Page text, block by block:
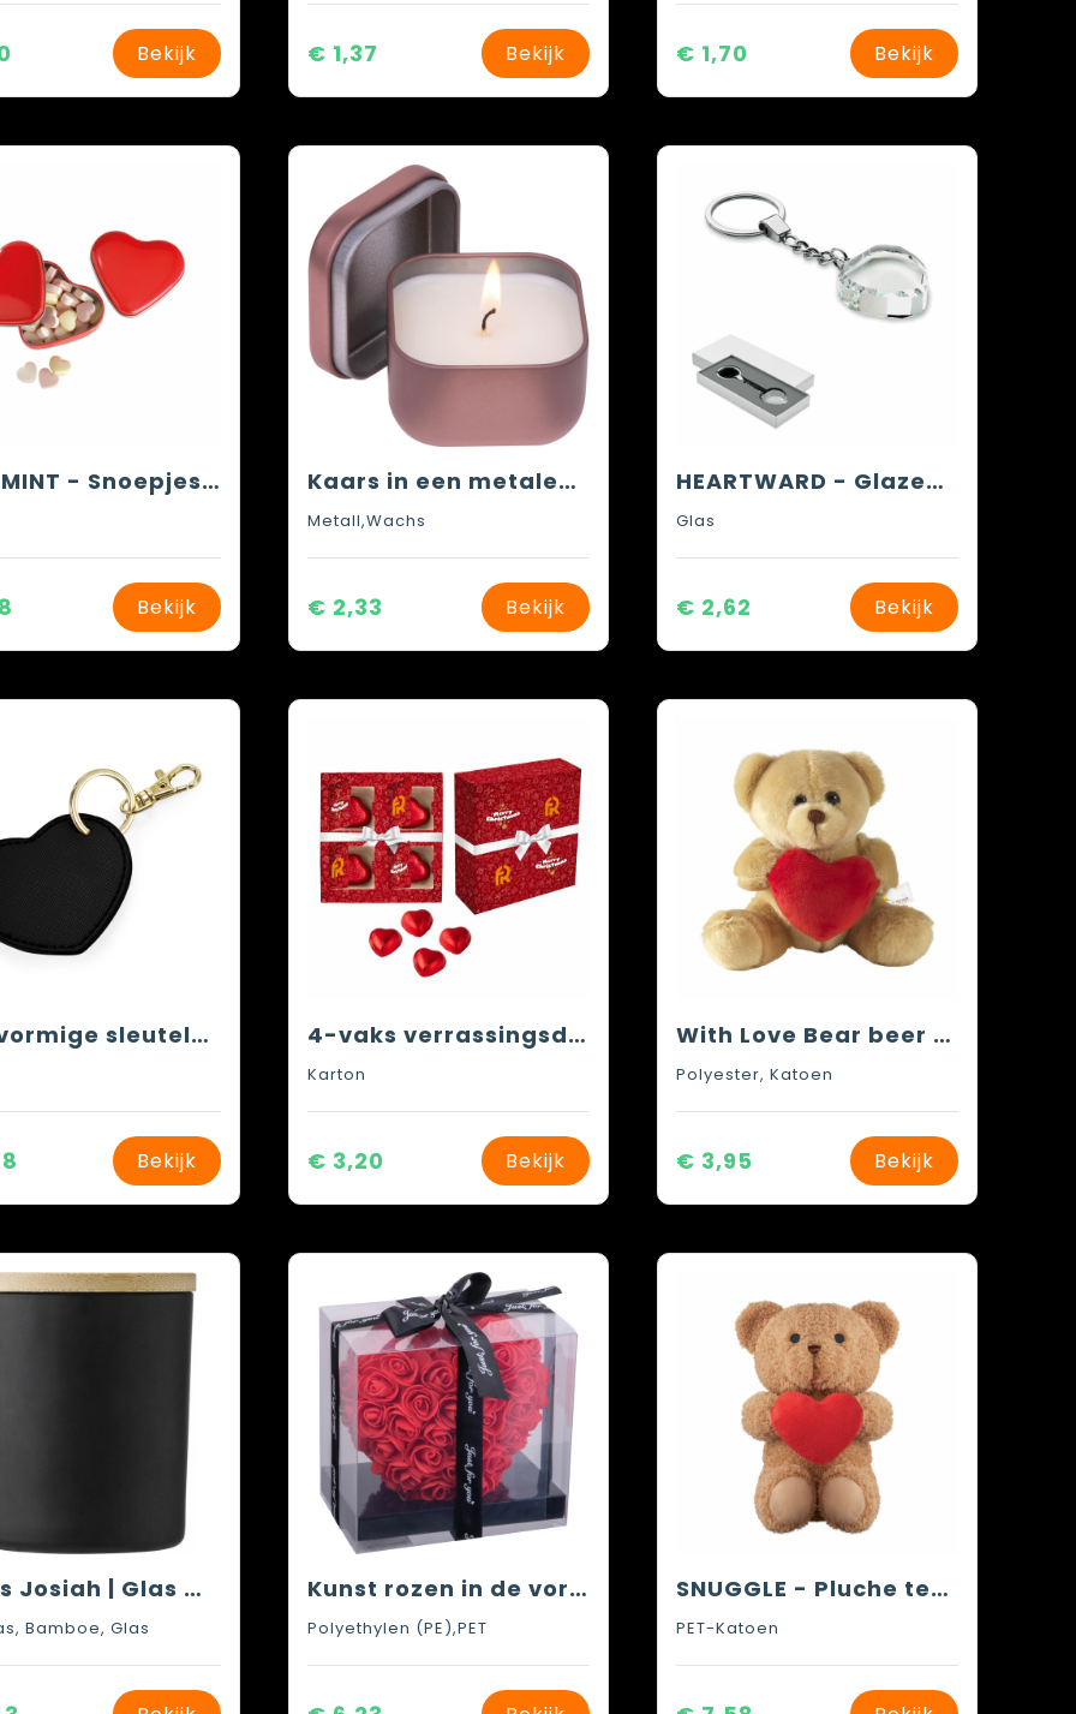
Bekijk € 1,37 Bekijk € 1,70 Bekijk
LOVEMINT - Snoepjes in metalen doosje
Bekijk
Kaars in een metalen blikje
Metall,Wachs
€ 2,33 Bekijk
HEARTWARD - Glazen hart award hanger
Glas
€ 2,62 Bekijk
Hartvormige sleutelhanger
Bekijk
4-vaks verrassingsdoosje
Karton
€ 3,20 Bekijk
With Love Bear beer knuffel
Polyester, Katoen
€ 3,95 Bekijk
Kaars Josiah | Glas met bamboe deksel | Sojawas | 280 g
Bamboe, Glas
Kunst rozen in de vorm van een hart
Polyethylen (PE),PET
SNUGGLE - Pluche teddybeer met hart 23cm
PET-Katoen